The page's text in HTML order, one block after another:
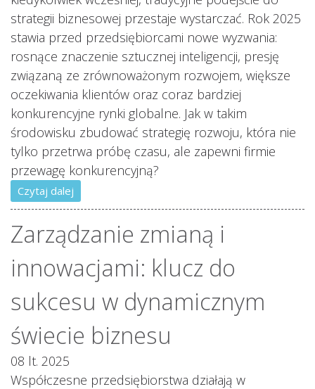
strategii biznesowej przestaje wystarczać. Rok 2025
stawia przed przedsiębiorcami nowe wyzwania:
rosnące znaczenie sztucznej inteligencji, presję
związaną ze zrównoważonym rozwojem, większe
oczekiwania klientów oraz coraz bardziej
konkurencyjne rynki globalne. Jak w takim
środowisku zbudować strategię rozwoju, która nie
tylko przetrwa próbę czasu, ale zapewni firmie
przewagę konkurencyjną?
Czytaj dalej
Zarządzanie zmianą i
innowacjami: klucz do
sukcesu w dynamicznym
świecie biznesu
08 lt. 2025
Współczesne przedsiębiorstwa działają w